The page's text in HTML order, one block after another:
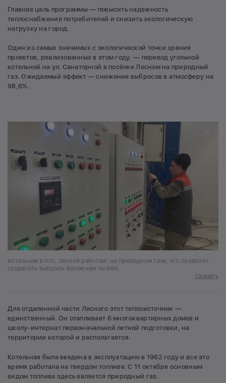
Главная цель программы — повысить надежность
теплоснабжения потребителей и снизить экологическую
нагрузку на город.
Один из самых значимых с экологической точки зрения
проектов, реализованных в этом году, — перевод угольной
котельной на ул. Санаторной в посёлке Лесном на природный
газ. Ожидаемый эффект — снижение выбросов в атмосферу на
98,6%.
Котельная в пос. Лесной работает на природном газе, что позволит
сократить выбросы более чем на 98%
Скачать
Для отдаленной части Лесного этот теплоисточник —
единственный. Он отапливает 6 многоквартирных домов и
школу-интернат первоначальной летной подготовки, на
территории которой и располагается.
Котельная была введена в эксплуатацию в 1962 году и все это
время работала на твердом топливе. С 11 октября основным
видом топлива здесь является природный газ.